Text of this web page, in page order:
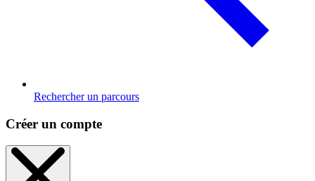
Rechercher un parcours
Créer un compte